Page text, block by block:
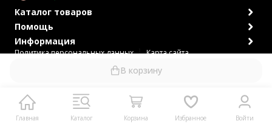
В корзину
Главная Каталог Корзина Избранное Войти
Каталог товаров
Помощь
Информация
Политика персональных данных
Карта сайта